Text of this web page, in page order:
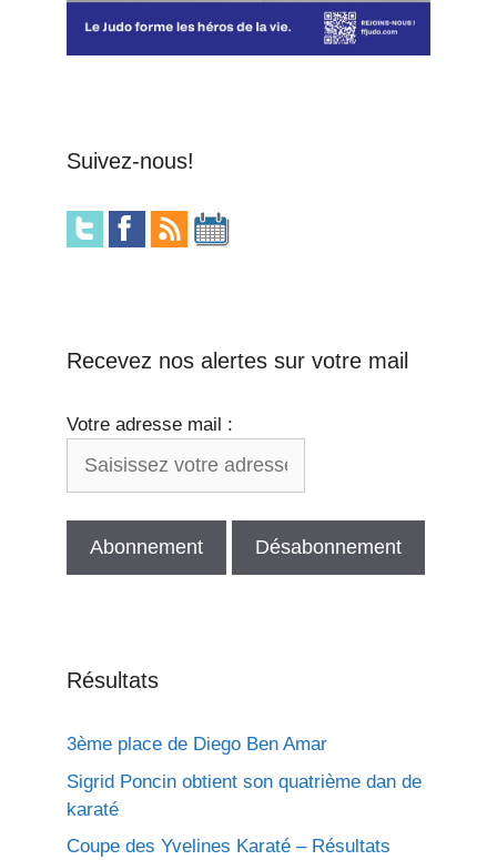
Suivez-nous!
Recevez nos alertes sur votre mail
Votre adresse mail :
Résultats
3ème place de Diego Ben Amar
Sigrid Poncin obtient son quatrième dan de
karaté
Coupe des Yvelines Karaté – Résultats